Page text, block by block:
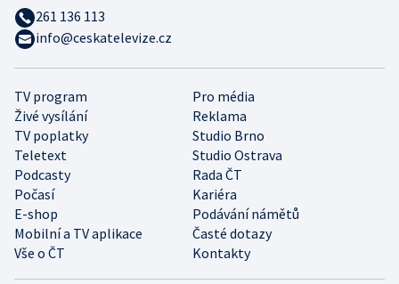
TV program
Pro média
Živé vysílání
Reklama
TV poplatky
Studio Brno
Teletext
Studio Ostrava
Podcasty
Rada ČT
Počasí
Kariéra
E-shop
Podávání námětů
Mobilní a TV aplikace
Časté dotazy
Vše o ČT
Kontakty
261 136 113
info@ceskatelevize.cz